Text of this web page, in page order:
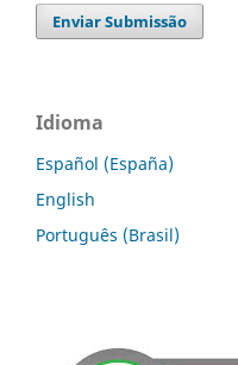
Enviar Submissão
Idioma
Español (España)
English
Português (Brasil)